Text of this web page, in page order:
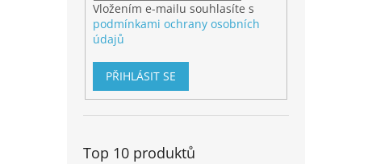
Vložením e-mailu souhlasíte s
podmínkami ochrany osobních
údajů
PŘIHLÁSIT SE
Top 10 produktů